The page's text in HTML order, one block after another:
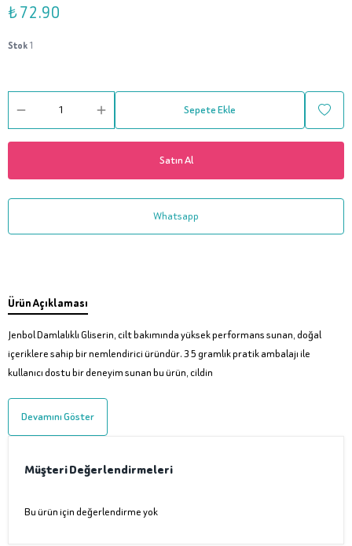
₺ 72.90
Stok1
Sepete Ekle
Satın Al
Whatsapp
Ürün Açıklaması
Jenbol Damlalıklı Gliserin, cilt bakımında yüksek performans sunan, doğal
içeriklere sahip bir nemlendirici üründür. 35 gramlık pratik ambalajı ile
kullanıcı dostu bir deneyim sunan bu ürün, cildin
Devamını Göster
Müşteri Değerlendirmeleri
Bu ürün için değerlendirme yok